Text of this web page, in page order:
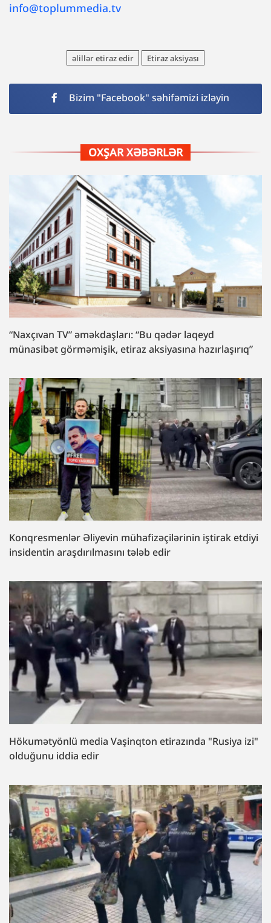
info@toplummedia.tv
əlillər etiraz edir Etiraz aksiyası
Bizim "Facebook" səhifəmizi izləyin
OXŞAR XƏBƏRLƏR
“Naxçıvan TV” əməkdaşları: “Bu qədər laqeyd
münasibət görməmişik, etiraz aksiyasına hazırlaşırıq”
Konqresmenlər Əliyevin mühafizəçilərinin iştirak etdiyi
insidentin araşdırılmasını tələb edir
Hökumətyönlü media Vaşinqton etirazında "Rusiya izi"
olduğunu iddia edir